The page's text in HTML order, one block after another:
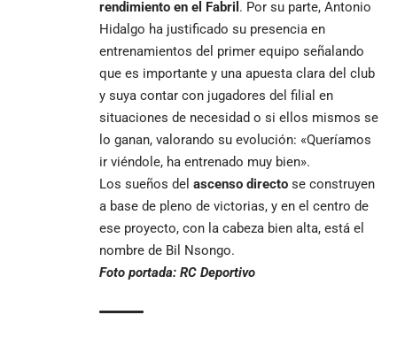
rendimiento en el Fabril . Por su parte, Antonio
Hidalgo ha justificado su presencia en
entrenamientos del primer equipo señalando
que es importante y una apuesta clara del club
y suya contar con jugadores del filial en
situaciones de necesidad o si ellos mismos se
lo ganan, valorando su evolución: «Queríamos
ir viéndole, ha entrenado muy bien».
Los sueños del ascenso directo se construyen
a base de pleno de victorias, y en el centro de
ese proyecto, con la cabeza bien alta, está el
nombre de Bil Nsongo.
Foto portada: RC Deportivo